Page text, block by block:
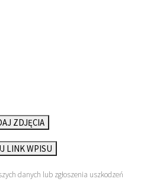
ZDJĘCIA
LINK WPISU
danych lub zgłoszenia uszkodzeń